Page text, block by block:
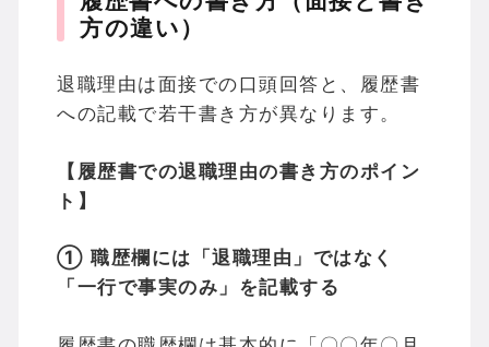
方の違い）
退職理由は面接での口頭回答と、履歴書
への記載で若干書き方が異なります。
【履歴書での退職理由の書き方のポイン
ト】
① 職歴欄には「退職理由」ではなく
「一行で事実のみ」を記載する